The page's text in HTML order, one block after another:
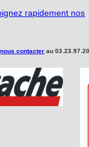
rapidement nos
nous contacter au